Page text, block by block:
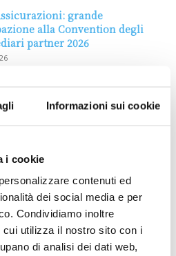
Informazioni sui cookie
i cookie
contenuti ed
dei social media e per
Condividiamo inoltre
utilizza il nostro sito con i
di analisi dei dati web,
grande
alla Convention degli
partner 2026
futuro e oltre)
LUGLIO-